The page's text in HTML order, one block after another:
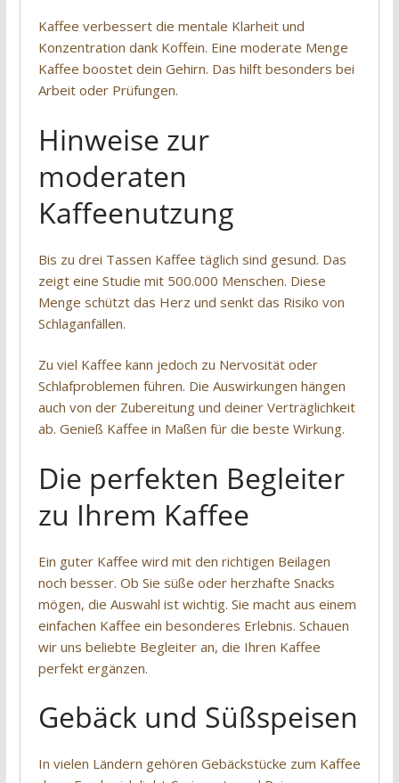
Kaffee verbessert die mentale Klarheit und
Konzentration dank Koffein. Eine moderate Menge
Kaffee boostet dein Gehirn. Das hilft besonders bei
Arbeit oder Prüfungen.
Hinweise zur
moderaten
Kaffeenutzung
Bis zu drei Tassen Kaffee täglich sind gesund. Das
zeigt eine Studie mit 500.000 Menschen. Diese
Menge schützt das Herz und senkt das Risiko von
Schlaganfällen.
Zu viel Kaffee kann jedoch zu Nervosität oder
Schlafproblemen führen. Die Auswirkungen hängen
auch von der Zubereitung und deiner Verträglichkeit
ab. Genieß Kaffee in Maßen für die beste Wirkung.
Die perfekten Begleiter
zu Ihrem Kaffee
Ein guter Kaffee wird mit den richtigen Beilagen
noch besser. Ob Sie süße oder herzhafte Snacks
mögen, die Auswahl ist wichtig. Sie macht aus einem
einfachen Kaffee ein besonderes Erlebnis. Schauen
wir uns beliebte Begleiter an, die Ihren Kaffee
perfekt ergänzen.
Gebäck und Süßspeisen
In vielen Ländern gehören Gebäckstücke zum Kaffee